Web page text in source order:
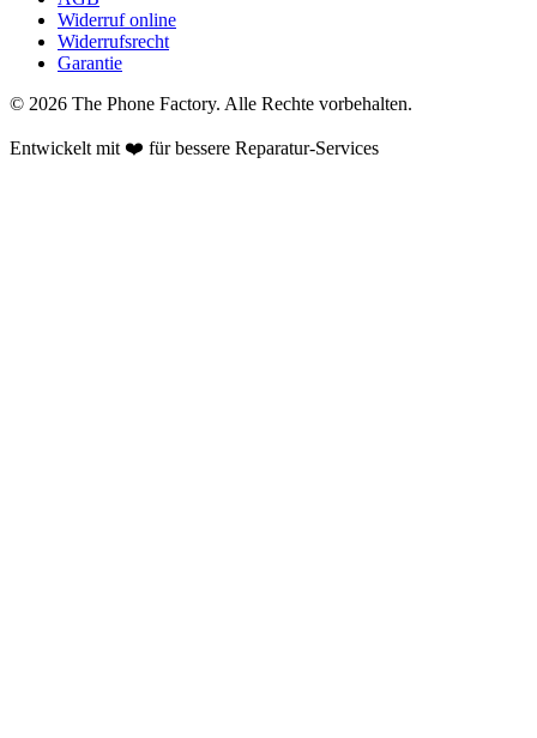
Widerruf online
Widerrufsrecht
Garantie
© 2026 The Phone Factory. Alle Rechte vorbehalten.
Entwickelt mit ❤️ für bessere Reparatur-Services